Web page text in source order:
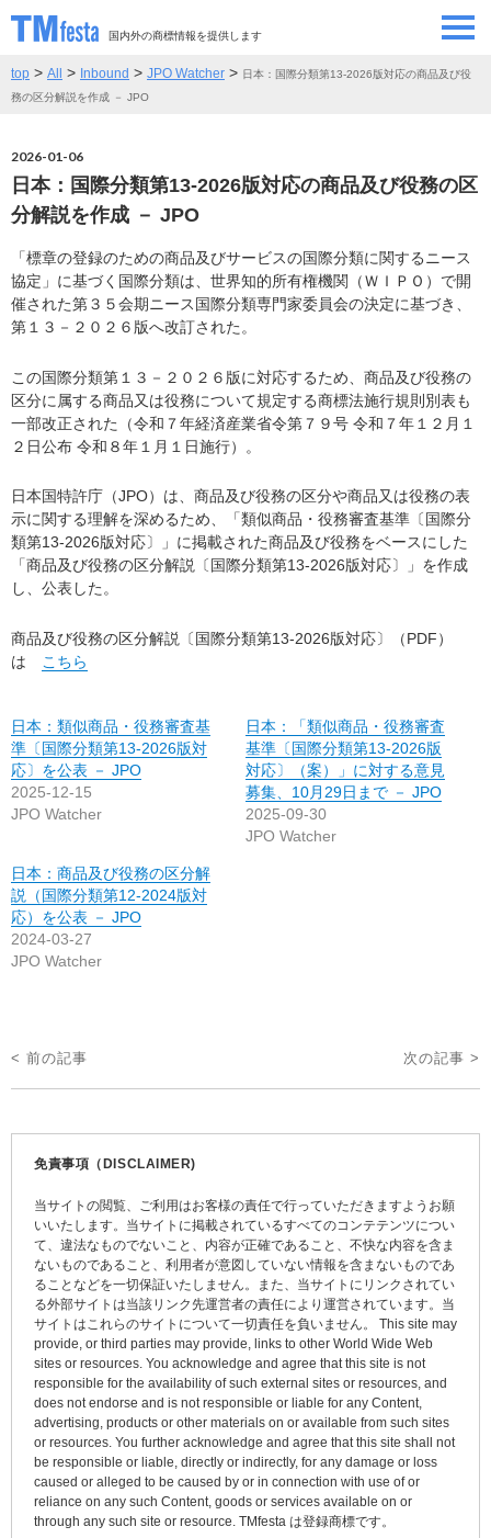
国内外の商標情報を提供します
SEMINAR/EVENT
CONTRIBUTORS 情報提供者
CONTACT お問い合わせ
top > All > Inbound > JPO Watcher > 日本：国際分類第13-2026版対応の商品及び役
務の区分解説を作成 － JPO
2026-01-06
日本：国際分類第13-2026版対応の商品及び役務の区
分解説を作成 － JPO
「標章の登録のための商品及びサービスの国際分類に関するニース
協定」に基づく国際分類は、世界知的所有権機関（ＷＩＰＯ）で開
催された第３５会期ニース国際分類専門家委員会の決定に基づき、
第１３－２０２６版へ改訂された。
この国際分類第１３－２０２６版に対応するため、商品及び役務の
区分に属する商品又は役務について規定する商標法施行規則別表も
一部改正された（令和７年経済産業省令第７９号 令和７年１２月１
２日公布 令和８年１月１日施行）。
日本国特許庁（JPO）は、商品及び役務の区分や商品又は役務の表
示に関する理解を深めるため、「類似商品・役務審査基準〔国際分
類第13-2026版対応〕」に掲載された商品及び役務をベースにした
「商品及び役務の区分解説〔国際分類第13-2026版対応〕」を作成
し、公表した。
商品及び役務の区分解説〔国際分類第13-2026版対応〕（PDF）
は
こちら
日本：類似商品・役務審査基
準〔国際分類第13-2026版対
応〕を公表 － JPO
2025-12-15
JPO Watcher
日本：「類似商品・役務審査
基準〔国際分類第13-2026版
対応〕（案）」に対する意見
募集、10月29日まで － JPO
2025-09-30
JPO Watcher
日本：商品及び役務の区分解
説（国際分類第12-2024版対
応）を公表 － JPO
2024-03-27
JPO Watcher
投
稿
< 前の記事 次の記事 >
免責事項（DISCLAIMER)
当サイトの閲覧、ご利用はお客様の責任で行っていただきますようお願
いいたします。当サイトに掲載されているすべてのコンテテンツについ
て、違法なものでないこと、内容が正確であること、不快な内容を含ま
ないものであること、利用者が意図していない情報を含まないものであ
ることなどを一切保証いたしません。また、当サイトにリンクされてい
る外部サイトは当該リンク先運営者の責任により運営されています。当
サイトはこれらのサイトについて一切責任を負いません。 This site may
provide, or third parties may provide, links to other World Wide Web
sites or resources. You acknowledge and agree that this site is not
responsible for the availability of such external sites or resources, and
does not endorse and is not responsible or liable for any Content,
advertising, products or other materials on or available from such sites
or resources. You further acknowledge and agree that this site shall not
be responsible or liable, directly or indirectly, for any damage or loss
caused or alleged to be caused by or in connection with use of or
reliance on any such Content, goods or services available on or
through any such site or resource. TMfesta は登録商標です。